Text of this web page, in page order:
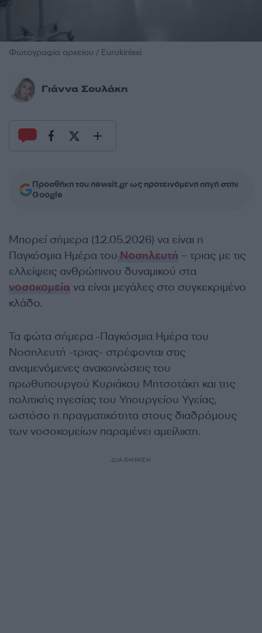
Φωτογραφία αρχείου / Eurokinissi
Γιάννα Σουλάκη
Προσθήκη του newsit.gr ως προτεινόμενη πηγή στην
Google
Μπορεί σήμερα (12.05.2026) να είναι η
Παγκόσμια Ημέρα του Νοσηλευτή – τριας με τις
ελλείψεις ανθρώπινου δυναμικού στα
νοσοκομεία να είναι μεγάλες στο συγκεκριμένο
κλάδο.
Τα φώτα σήμερα -Παγκόσμια Ημέρα του
Νοσηλευτή -τριας- στρέφονται στις
αναμενόμενες ανακοινώσεις του
πρωθυπουργού Κυριάκου Μητσοτάκη και της
πολιτικής ηγεσίας του Υπουργείου Υγείας,
ωστόσο η πραγματικότητα στους διαδρόμους
των νοσοκομείων παραμένει αμείλικτη.
ΔΙΑΦΗΜΙΣΗ